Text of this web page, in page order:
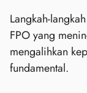
FPO yang
mengalihkan
fundamental.